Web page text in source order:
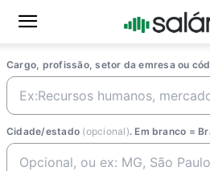
Cargo, profissão, setor da emresa ou
Cidade/estado (opcional). Em branco =